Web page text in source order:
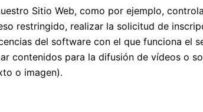
Sitio Web, como por ejemplo,
restringido, realizar la solicitud de
del software con el que funciona el
contenidos para la difusión de vídeos o
o imagen).